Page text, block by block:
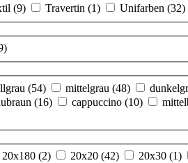
(9) Travertin (1) Unifarben (32)
(54) mittelgrau (48)
(16) cappuccino (10)
20x180 (2) 20x20 (42) 20x30 (1)